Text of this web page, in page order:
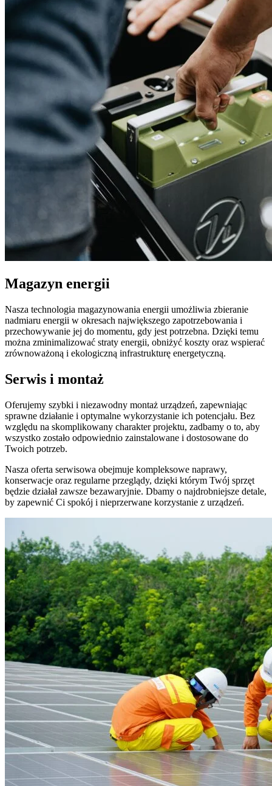
Magazyn energii
Nasza technologia magazynowania energii umożliwia zbieranie
nadmiaru energii w okresach największego zapotrzebowania i
przechowywanie jej do momentu, gdy jest potrzebna. Dzięki temu
można zminimalizować straty energii, obniżyć koszty oraz wspierać
zrównoważoną i ekologiczną infrastrukturę energetyczną.
Serwis i montaż
Oferujemy szybki i niezawodny montaż urządzeń, zapewniając
sprawne działanie i optymalne wykorzystanie ich potencjału. Bez
względu na skomplikowany charakter projektu, zadbamy o to, aby
wszystko zostało odpowiednio zainstalowane i dostosowane do
Twoich potrzeb.
Nasza oferta serwisowa obejmuje kompleksowe naprawy,
konserwacje oraz regularne przeglądy, dzięki którym Twój sprzęt
będzie działał zawsze bezawaryjnie. Dbamy o najdrobniejsze detale,
by zapewnić Ci spokój i nieprzerwane korzystanie z urządzeń.